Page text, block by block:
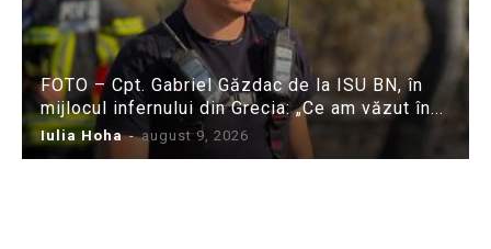
FOTO – Cpt. Gabriel Găzdac de la ISU BN, în
mijlocul infernului din Grecia: „Ce am văzut în...
Iulia Hoha - august 9, 2026